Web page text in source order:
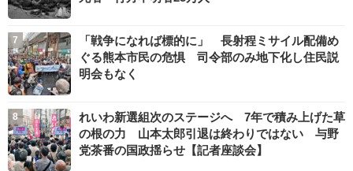
「戦争になれば標的に」 長射程ミサイル配備め
ぐる熊本市民の危惧 司令部のみ地下化し住民説
明会もなく
れいわ新選組次のステージへ 7年で積み上げた草
の根の力 山本太郎引退は終わりではない 与野
党茶番の国政揺らせ【記者座談会】